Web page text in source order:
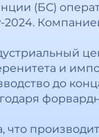
(БС)
и
до